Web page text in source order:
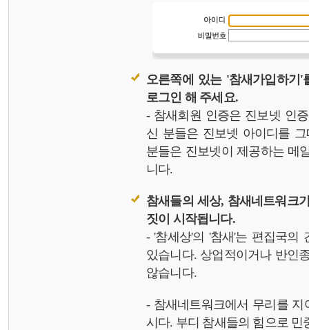
오른쪽에 있는 '참새가입하기
로그인 해 주세요.
- 참새회원 인증은 진보넷 인
신 분들은 진보넷 아이디를
분들은 진보넷이 제공하는 메
니다.
참새들의 세상, 참새네트워크
짓이 시작됩니다.
- '참세상'의 '참새'는 편집국의
있습니다. 상업적이거나 반인
않습니다.
- 참새네트워크에서 무리를
시다. 부디 참새들의 힘으로 민